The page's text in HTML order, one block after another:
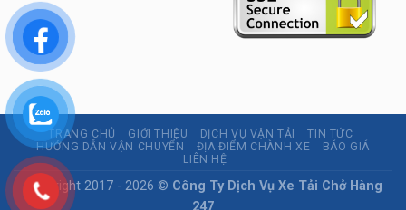
TRANG CHỦ GIỚI THIỆU DỊCH VỤ VẬN TẢI
TIN TỨC
HƯỚNG DẪN VẬN CHUYỂN
ĐỊA ĐIỂM CHÀNH XE
BÁO GIÁ
LIÊN HỆ
Copyright 2017 - 2026 © Công Ty Dịch Vụ Xe Tải Chở Hàng
247